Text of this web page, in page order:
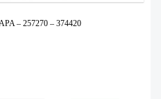
– 257270 – 374420